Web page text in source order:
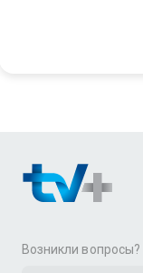
Возникли вопросы?